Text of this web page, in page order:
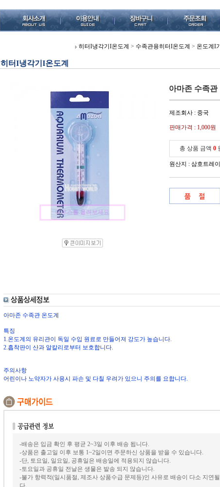
히터I냉각기I온도계 > 수족관용히터I온도계 > 온도계I
히터I냉각기I온도계
마우스를 올려보세요
아마존 수족관
제조회사 : 중국
판매가격 : 1,000원
총 상품 금액 0
원산지 : 삼호트레
아마존 수족관 온도계
특징
1.온도계의 유리관이 독일 수입 원료로 만들어져 강도가 높습니다.
2.흡착판이 산과 알칼리로부터 보호합니다.
주의사항
어린이나 노약자가 사용시 파손 및 다칠 우려가 있으니 주의를 요합니다.
-배송은 입금 확인 후 평균 2~3일 이후 배송 됩니다.
-상품은 출고일 이후 보통 1~2일이면 주문하신 상품을 받을 수 있습니다.
-단, 토요일, 일요일, 공휴일은 배송일에 적용되지 않습니다.
-토요일과 공휴일 전날은 생물은 발송 되지 않습니다.
-불가 항력적(일시품절, 제조사 상품수급 문제등)인 사유로 배송이 다소 지연
다.